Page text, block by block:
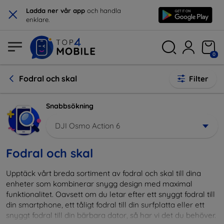
× Ladda ner vår app och handla
enklare.
0
Fodral och skal Filter
Snabbsökning
DJI Osmo Action 6
Fodral och skal
Upptäck vårt breda sortiment av fodral och skal till dina
enheter som kombinerar snygg design med maximal
funktionalitet. Oavsett om du letar efter ett snyggt fodral till
din smartphone, ett tåligt fodral till din surfplatta eller ett
snyggt fodral till din bärbara dator, så har vi det du behöver.